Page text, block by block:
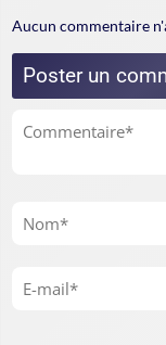
Aucun commentaire
Poster un